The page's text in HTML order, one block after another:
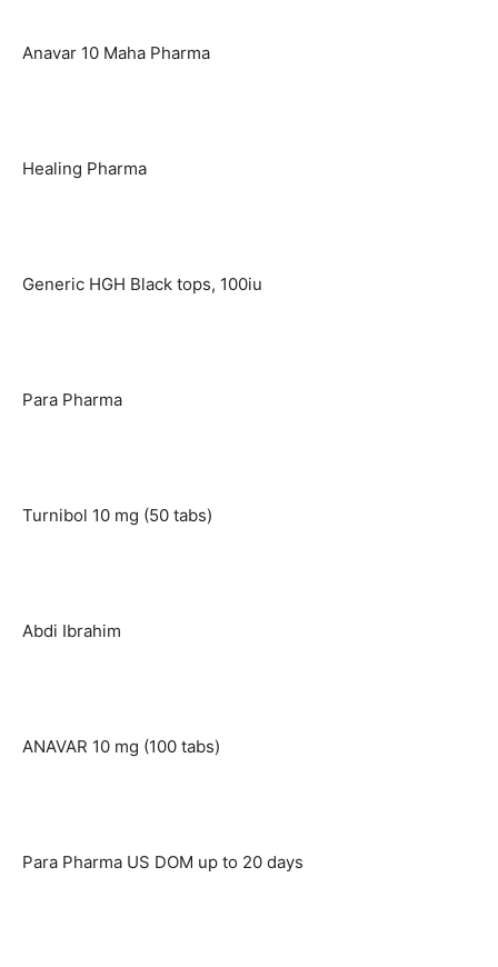
Anavar 10 Maha Pharma
Healing Pharma
Generic HGH Black tops, 100iu
Para Pharma
Turnibol 10 mg (50 tabs)
Abdi Ibrahim
ANAVAR 10 mg (100 tabs)
Para Pharma US DOM up to 20 days